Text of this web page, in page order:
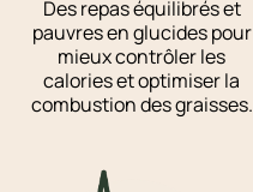
Des repas équilibrés et
pauvres en glucides pour
mieux contrôler les
calories et optimiser la
combustion des graisses.